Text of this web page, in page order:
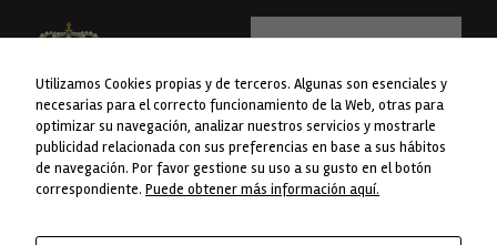
Concello da Lama
Avda. do Concello nº 1
WEB financiada pola Liña 1 do Plan
Concellos da Deputación de
Pontevedra.
Utilizamos Cookies propias y de terceros. Algunas son esenciales y
necesarias para el correcto funcionamiento de la Web, otras para
optimizar su navegación, analizar nuestros servicios y mostrarle
publicidad relacionada con sus preferencias en base a sus hábitos
de navegación. Por favor gestione su uso a su gusto en el botón
correspondiente. Puede obtener más información aquí.
Experiencia
Para que
nuestra web
funcione lo
mejor posible
durante tu
visita. Si